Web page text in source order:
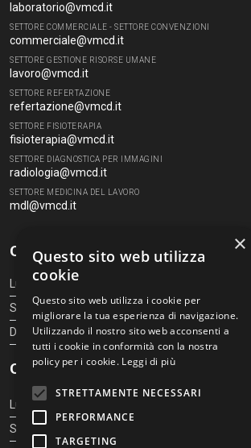
laboratorio@vmcd.it
SETTORE COMMERCIALE - SETTORE CONVENZIONI
commerciale@vmcd.it
SETTORE GESTIONE RISORSE UMANE
lavoro@vmcd.it
SETTORE REFERTAZIONE
refertazione@vmcd.it
SETTORE FISIOTERAPIA
fisioterapia@vmcd.it
SETTORE DIAGNOSTICA PER IMMAGINI
radiologia@vmcd.it
SETTORE MEDICINA DEL LAVORO
mdl@vmcd.it
Orari Centro Diagnostico
Lunedì - Venerdì
Sabato
Domenica
Orari Centro Diagnostico
Lunedì - Venerdì
Sabato
×
Questo sito web utilizza
cookie
Questo sito web utilizza i cookie per
migliorare la tua esperienza di navigazione.
Utilizzando il nostro sito web acconsenti a
tutti i cookie in conformità con la nostra
policy per i cookie. Leggi di più
STRETTAMENTE NECESSARI
PERFORMANCE
TARGETING